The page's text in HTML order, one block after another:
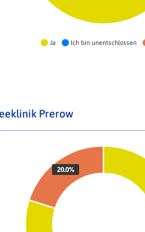
Ja Ich bin unentschlossen
Prerow
20.0%